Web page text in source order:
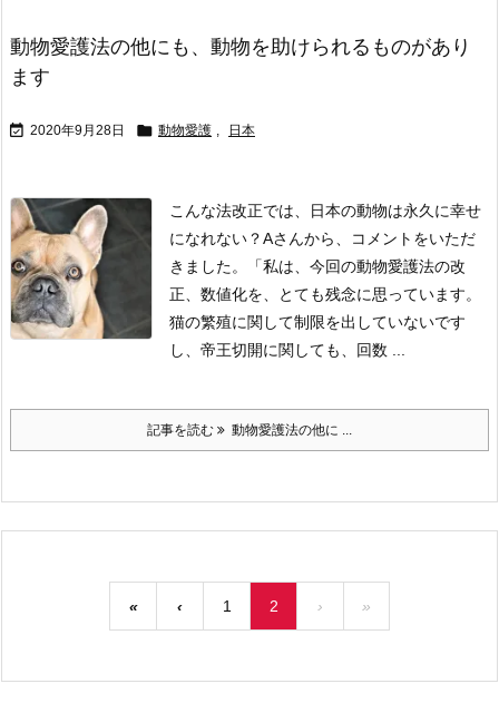
動物愛護法の他にも、動物を助けられるものがあり
ます
 2020年9月28日  動物愛護 , 日本
こんな法改正では、日本の動物は永久に幸せ
になれない？Aさんから、コメントをいただ
きました。
「私は、今回の動物愛護法の改
正、数値化を、とても残念に思っています。
猫の繁殖に関して制限を出していないです
し、帝王切開に関しても、回数 ...
記事を読む 動物愛護法の他に ...
« ‹ 1 2 › »